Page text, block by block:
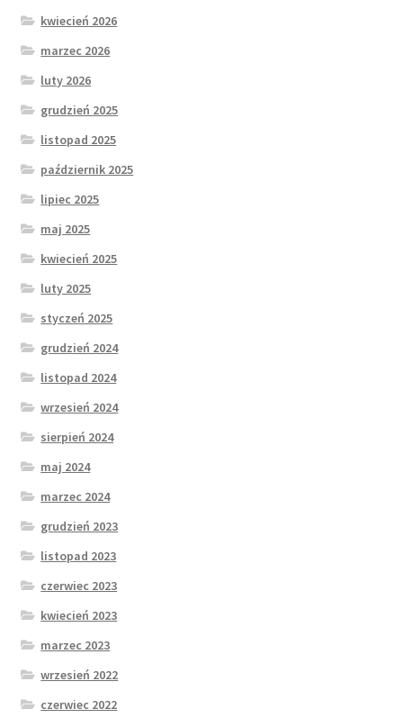
kwiecień 2026
marzec 2026
luty 2026
grudzień 2025
listopad 2025
październik 2025
lipiec 2025
maj 2025
kwiecień 2025
luty 2025
styczeń 2025
grudzień 2024
listopad 2024
wrzesień 2024
sierpień 2024
maj 2024
marzec 2024
grudzień 2023
listopad 2023
czerwiec 2023
kwiecień 2023
marzec 2023
wrzesień 2022
czerwiec 2022